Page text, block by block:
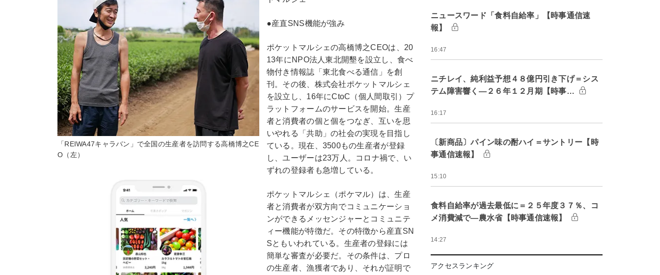
「REIWA47キャラバン」で全国の生産者を訪問する高橋博之CE
O（左）
●産直SNS機能が強み
ポケットマルシェの高橋博之CEOは、20
13年にNPO法人東北開墾を設立し、食べ
物付き情報誌「東北食べる通信」を創
刊。その後、株式会社ポケットマルシェ
を設立し、16年にCtoC（個人間取引）プ
ラットフォームのサービスを開始。生産
者と消費者の個と個をつなぎ、互いを思
いやれる「共助」の社会の実現を目指し
ている。現在、3500もの生産者が登録
し、ユーザーは23万人。コロナ禍で、い
ずれの登録者も急増している。
ポケットマルシェ（ポケマル）は、生産
者と消費者が双方向でコミュニケーショ
ンができるメッセンジャーとコミュニテ
ィー機能が特徴だ。その特徴から産直SN
Sともいわれている。生産者の登録には
簡単な審査が必要だ。その条件は、プロ
の生産者、漁獲者であり、それが証明で
ニュースワード「食料自給率」【時事通信速
報】
16:47
ニチレイ、純利益予想４８億円引き下げ＝シス
テム障害響く―２６年１２月期【時事…
16:17
〔新商品〕パイン味の酎ハイ＝サントリー【時
事通信速報】
15:10
食料自給率が過去最低に＝２５年度３７％、コ
メ消費減で―農水省【時事通信速報】
14:27
アクセスランキング